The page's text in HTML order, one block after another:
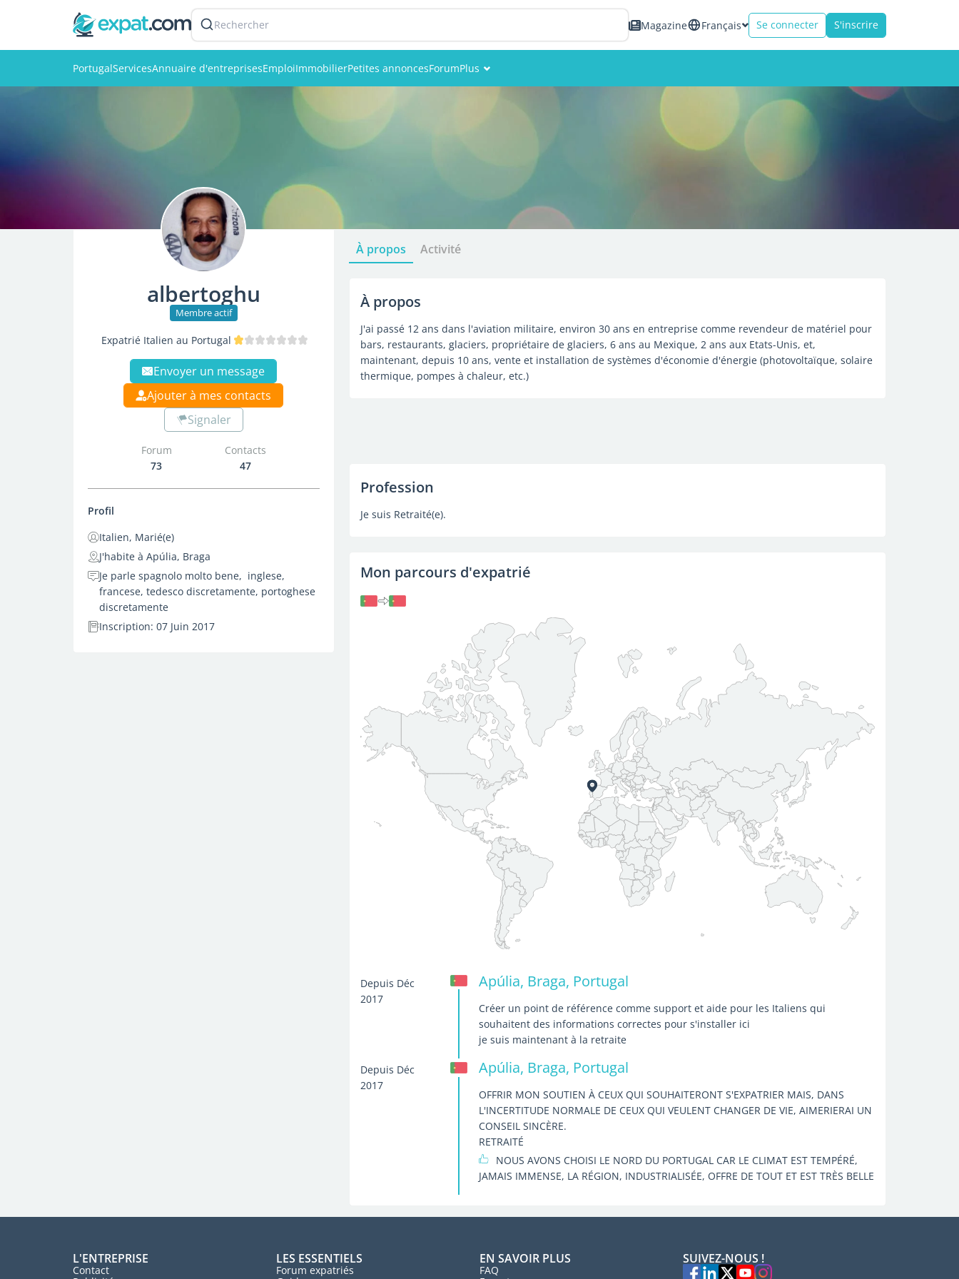
Rechercher Magazine Français Se connecter S'inscrire
PortugalServicesAnnuaire d'entreprisesEmploiImmobilierPetites annoncesForumPlus
albertoghu
Membre actif
Expatrié Italien au Portugal
Envoyer un message
Ajouter à mes contacts
Signaler
Forum
73
Contacts
47
Profil
Italien, Marié(e)
J'habite à Apúlia, Braga
Je parle spagnolo molto bene, inglese,
francese, tedesco discretamente, portoghese
discretamente
Inscription: 07 Juin 2017
À propos Activité
À propos
J'ai passé 12 ans dans l'aviation militaire, environ 30 ans en entreprise comme revendeur de matériel pour
bars, restaurants, glaciers, propriétaire de glaciers, 6 ans au Mexique, 2 ans aux Etats-Unis, et,
maintenant, depuis 10 ans, vente et installation de systèmes d'économie d'énergie (photovoltaïque, solaire
thermique, pompes à chaleur, etc.)
Profession
Je suis Retraité(e).
Mon parcours d'expatrié
Depuis Déc
2017
Apúlia, Braga, Portugal
Créer un point de référence comme support et aide pour les Italiens qui
souhaitent des informations correctes pour s'installer ici
je suis maintenant à la retraite
Depuis Déc
2017
Apúlia, Braga, Portugal
OFFRIR MON SOUTIEN À CEUX QUI SOUHAITERONT S'EXPATRIER MAIS, DANS
L'INCERTITUDE NORMALE DE CEUX QUI VEULENT CHANGER DE VIE, AIMERIERAI UN
CONSEIL SINCÈRE.
RETRAITÉ
NOUS AVONS CHOISI LE NORD DU PORTUGAL CAR LE CLIMAT EST TEMPÉRÉ,
JAMAIS IMMENSE, LA RÉGION, INDUSTRIALISÉE, OFFRE DE TOUT ET EST TRÈS BELLE
L'ENTREPRISE
Contact
LES ESSENTIELS
Forum expatriés
EN SAVOIR PLUS
FAQ
SUIVEZ-NOUS !